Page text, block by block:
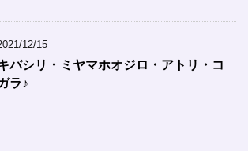
12/15
バシリ・ミヤマホオジロ・アトリ・コ
ラ♪